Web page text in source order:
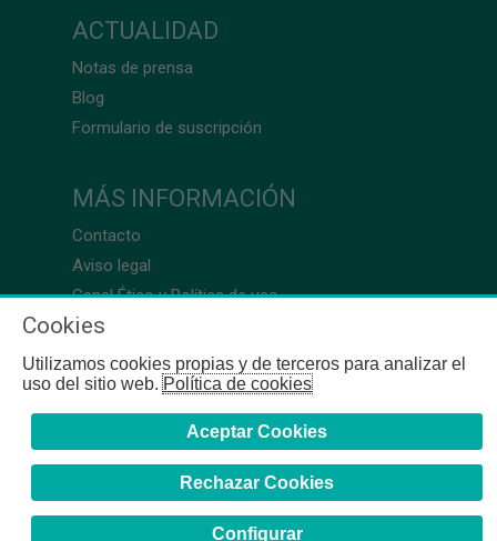
ACTUALIDAD
Notas de prensa
Blog
Formulario de suscripción
MÁS INFORMACIÓN
Contacto
Aviso legal
Canal Ético y Política de uso
Cookies
Utilizamos cookies propias y de terceros para analizar el
uso del sitio web.Política de cookies
Aceptar Cookies
Rechazar Cookies
Configurar